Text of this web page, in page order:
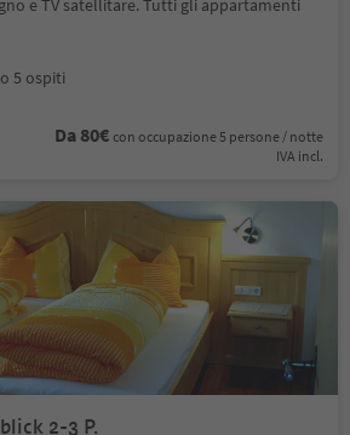
5 ospiti
Da 80€ con occupazione 5 persone / notte
IVA incl.
2-3 P.